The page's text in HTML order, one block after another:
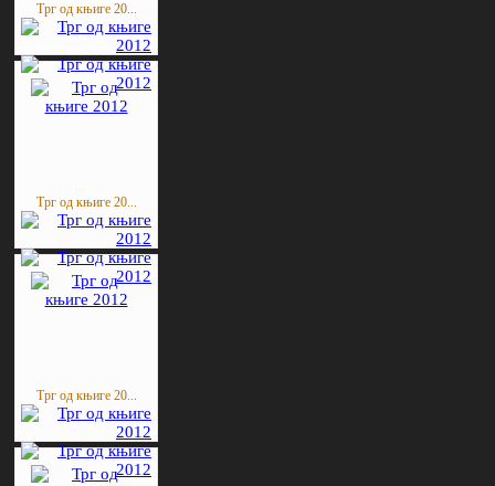
Трг од књиге 20...
Трг од књиге 20...
Трг од књиге 20...